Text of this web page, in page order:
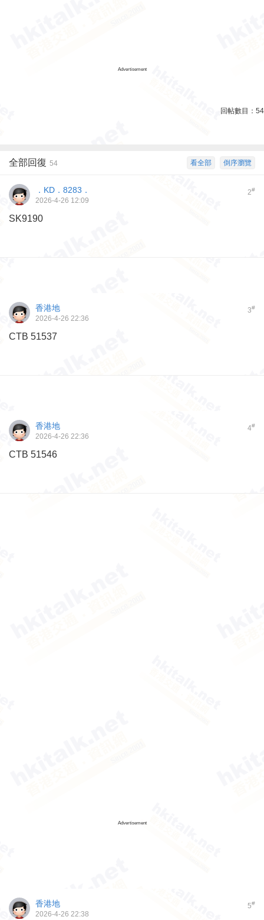
Advertisement
回帖數目： 54
倒序瀏覽
看全部
全部回復 54
2#
．KD．8283．
2026-4-26 12:09
SK9190
3#
香港地
2026-4-26 22:36
CTB 51537
4#
香港地
2026-4-26 22:36
CTB 51546
Advertisement
5#
香港地
2026-4-26 22:38